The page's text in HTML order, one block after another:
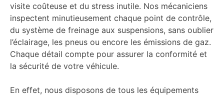
visite coûteuse et du stress inutile. Nos mécaniciens
inspectent minutieusement chaque point de contrôle,
du système de freinage aux suspensions, sans oublier
l’éclairage, les pneus ou encore les émissions de gaz.
Chaque détail compte pour assurer la conformité et
la sécurité de votre véhicule.
En effet, nous disposons de tous les équipements